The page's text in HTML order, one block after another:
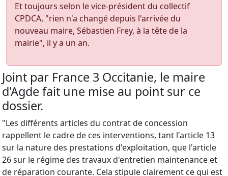
Et toujours selon le vice-président du collectif
CPDCA, "rien n'a changé depuis l'arrivée du
nouveau maire, Sébastien Frey, à la tête de la
mairie", il y a un an.
Joint par France 3 Occitanie, le maire
d'Agde fait une mise au point sur ce
dossier.
"Les différents articles du contrat de concession
rappellent le cadre de ces interventions, tant l'article 13
sur la nature des prestations d'exploitation, que l'article
26 sur le régime des travaux d'entretien maintenance et
de réparation courante. Cela stipule clairement ce qui est